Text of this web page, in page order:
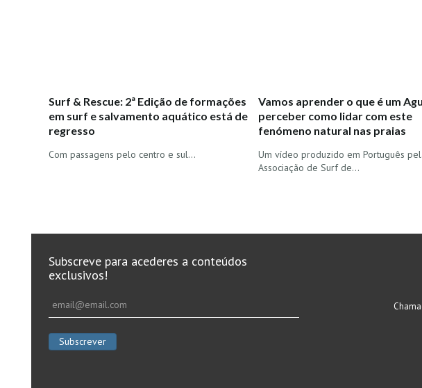
Surf & Rescue: 2ª Edição de formações
em surf e salvamento aquático está de
regresso
Com passagens pelo centro e sul...
Vamos aprender o que é um
perceber como lidar com este
fenómeno natural nas praias
Um vídeo produzido em Português
Associação de Surf de…
Subscreve para acederes a conteúdos
exclusivos!